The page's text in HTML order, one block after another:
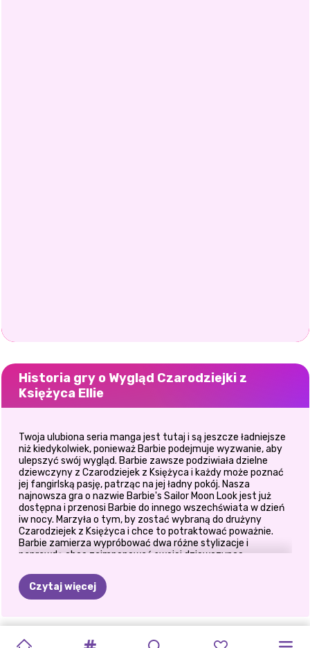
Historia gry o Wygląd Czarodziejki z
Księżyca Ellie
Twoja ulubiona seria manga jest tutaj i są jeszcze ładniejsze
niż kiedykolwiek, ponieważ Barbie podejmuje wyzwanie, aby
ulepszyć swój wygląd. Barbie zawsze podziwiała dzielne
dziewczyny z Czarodziejek z Księżyca i każdy może poznać
jej fangirlską pasję, patrząc na jej ładny pokój. Nasza
najnowsza gra o nazwie Barbie's Sailor Moon Look jest już
dostępna i przenosi Barbie do innego wszechświata w dzień
iw nocy. Marzyła o tym, by zostać wybraną do drużyny
Czarodziejek z Księżyca i chce to potraktować poważnie.
Barbie zamierza wypróbować dwa różne stylizacje i
naprawdę chce zaimponować swojej dziewczynce.
upewnij się, że Barbie ma odpowiedni makijaż. Zdobądź
kolorowy cień do powiek, różową szminkę i upewnij się, że
dodasz ładne dodatki, aby uzyskać styl glam. Następnie
uroczy top z księżycem z kolorową spódnicą i parą rajstop z
nadrukiem gwiazd. Następnie wypróbuj inną zabawną
Czytaj więcej
UPIORNY
POLINEZYJSKA KSIĘŻNICZKI
WYZWANIE POWRÓT